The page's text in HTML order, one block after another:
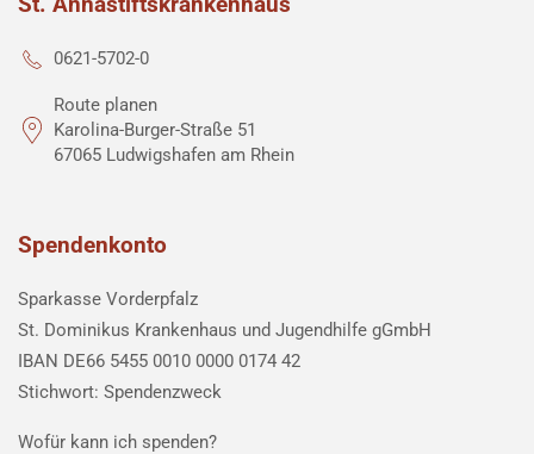
0621-5702-0
Route planen
Karolina-Burger-Straße 51
67065 Ludwigshafen am Rhein
Spendenkonto
Sparkasse Vorderpfalz
St. Dominikus Krankenhaus und Jugendhilfe gGmbH
IBAN DE66 5455 0010 0000 0174 42
Stichwort: Spendenzweck
Wofür kann ich spenden?